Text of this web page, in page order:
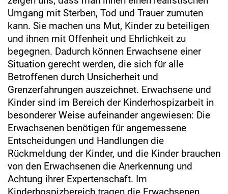
Umgang mit Sterben, Tod und Trauer zumuten
kann. Sie machen uns Mut, Kinder zu beteiligen
und ihnen mit Offenheit und Ehrlichkeit zu
begegnen. Dadurch können Erwachsene einer
Situation gerecht werden, die sich für alle
Betroffenen durch Unsicherheit und
Grenzerfahrungen auszeichnet. Erwachsene und
Kinder sind im Bereich der Kinderhospizarbeit in
besonderer Weise aufeinander angewiesen: Die
Erwachsenen benötigen für angemessene
Entscheidungen und Handlungen die
Rückmeldung der Kinder, und die Kinder brauchen
von den Erwachsenen die Anerkennung und
Achtung ihrer Expertenschaft. Im